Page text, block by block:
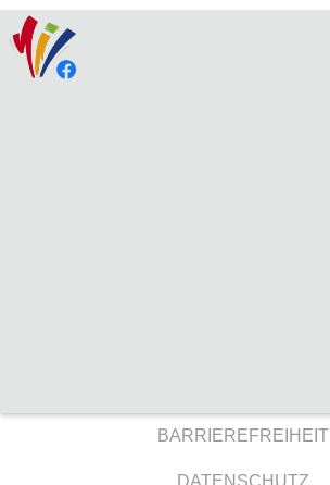
BARRIEREFREIHEIT
DATENSCHUTZ